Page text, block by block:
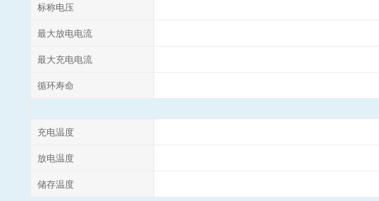
标称电压
最大放电电流
最大充电电流
循环寿命
充电温度
放电温度
储存温度